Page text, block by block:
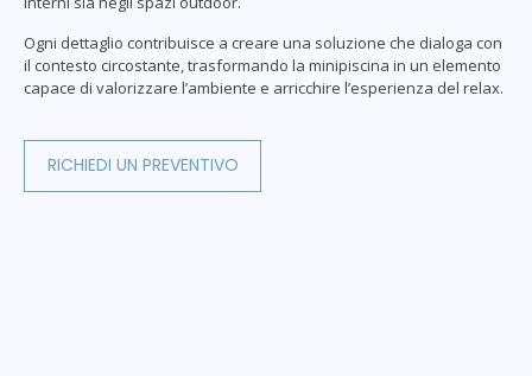
Ogni dettaglio contribuisce a creare una soluzione che dialoga con
il contesto circostante, trasformando la minipiscina in un elemento
capace di valorizzare l’ambiente e arricchire l’esperienza del relax.
RICHIEDI UN PREVENTIVO